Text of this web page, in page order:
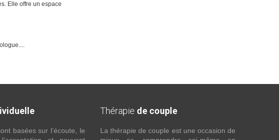
Elle offre un espace
basées sur l’écoute, le
Thérapie de couple
La thérapie de couple est une occasion de